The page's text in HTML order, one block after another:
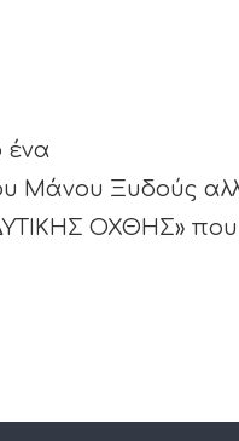
ένα
Μάνου Ξυδούς
ΟΧΘΗΣ»